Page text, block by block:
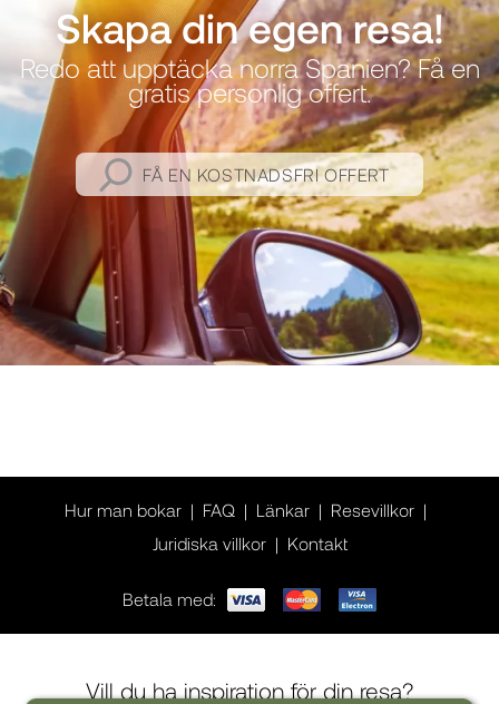
Skapa din egen resa!
Redo att upptäcka norra Spanien? Få en
gratis personlig offert.
FÅ EN KOSTNADSFRI OFFERT
Hur man bokar FAQ Länkar
Resevillkor
Juridiska villkor
Kontakt
Betala med:
Vill du ha inspiration för din resa?